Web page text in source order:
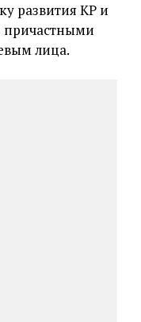
развития КР и
причастными
лица.